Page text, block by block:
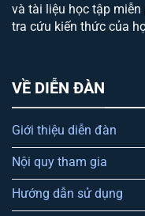
và tài liệu học tập
tra cứu kiến thức của
VỀ DIỄN ĐÀN
Giới thiệu diễn đàn
Nội quy tham gia
Hướng dẫn sử dụng